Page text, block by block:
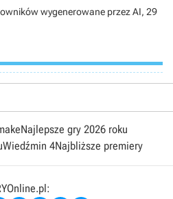
wygenerowane przez AI, 29
Najlepsze gry 2026 roku
Wiedźmin 4Najbliższe premiery